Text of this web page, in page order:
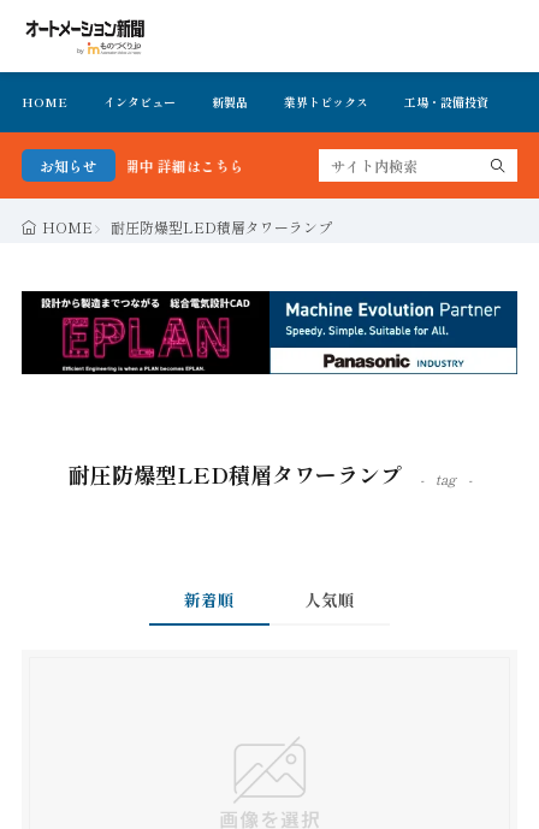
HOME インタビュー 新製品 業界トピックス 工場・設備投資
お知らせ
を無料で公開中 詳細はこちら
HOME 耐圧防爆型LED積層タワーランプ
耐圧防爆型LED積層タワーランプ tag
新着順 人気順